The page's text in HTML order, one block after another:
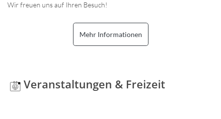
Wir freuen uns auf Ihren Besuch!
Mehr Informationen
Veranstaltungen & Freizeit